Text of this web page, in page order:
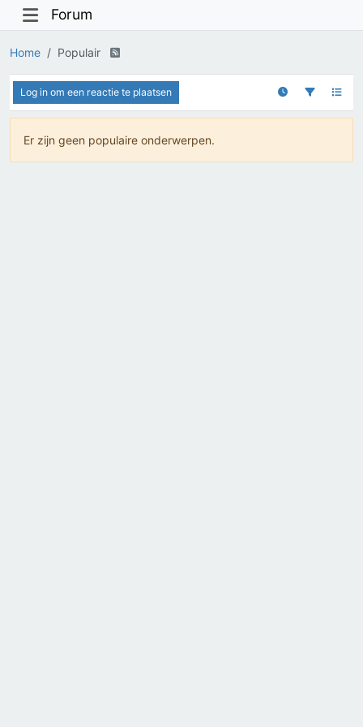
Forum
Home Populair
Log in om een reactie te plaatsen
Er zijn geen populaire onderwerpen.